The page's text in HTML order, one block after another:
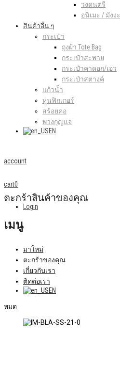
วงดนตรี
อนิเมะ / มังงะ
สินค้าอื่น ๆ
กระเป๋า
ถุงผ้า Tote Bag
กระเป๋าสะพาย
กระเป๋าคาดอก/เอว
กระเป๋าสตางค์
แก้วน้ำ
หุ่นฟิกเกอร์
สร้อยคอ
พวงกุญแจ
EN
account
Login
cart0
ตะกร้าสินค้าของคุณ
เมนู
มาใหม่
ตะกร้าของคุณ
เกี่ยวกับเรา
ติดต่อเรา
EN
หมด